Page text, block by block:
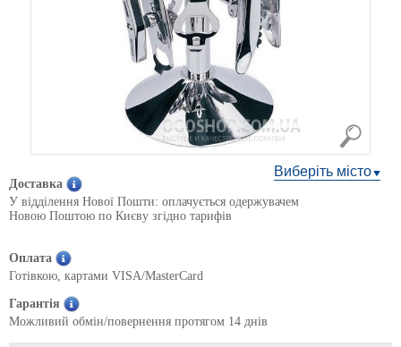
Виберіть місто
Доставка
У відділення Нової Пошти: оплачується одержувачем
Новою Поштою по Києву згідно тарифів
Оплата
Готівкою, картами VISA/MasterCard
Гарантія
Можливий обмін/повернення протягом 14 днів